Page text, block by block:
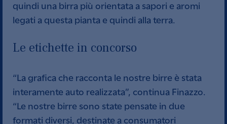
quindi una birra più orientata a sapori e aromi
legati a questa pianta e quindi alla terra.
Le etichette in concorso
“La grafica che racconta le nostre birre è stata
interamente auto realizzata”, continua Finazzo.
“Le nostre birre sono state pensate in due
formati diversi, destinate a consumatori